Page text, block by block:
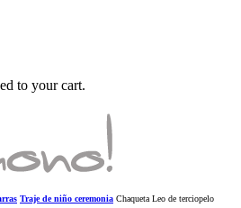
to your cart.
Traje de niño ceremonia Chaqueta Leo de terciopelo